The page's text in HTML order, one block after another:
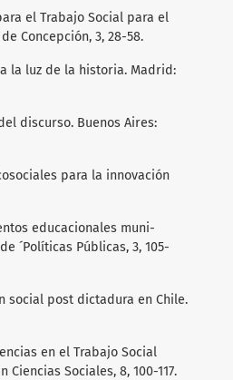
el Trabajo Social para el
Concepción, 3, 28-58.
la luz de la historia. Madrid:
discurso. Buenos Aires:
para la innovación
educacionales muni­
´Políticas Públicas, 3, 105-
social post dictadura en Chile.
en el Trabajo Social
Sociales, 8, 100-117.